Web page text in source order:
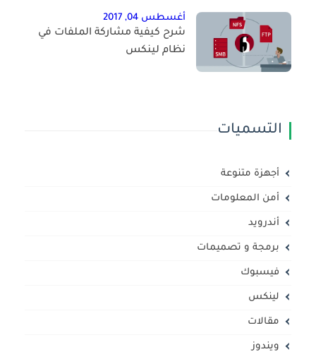
أغسطس 04, 2017
شرح كيفية مشاركة الملفات في
نظام لينكس
التسميات
أجهزة متنوعة
أمن المعلومات
أندرويد
برمجة و تصميمات
فيسبوك
لينكس
مقالات
ويندوز